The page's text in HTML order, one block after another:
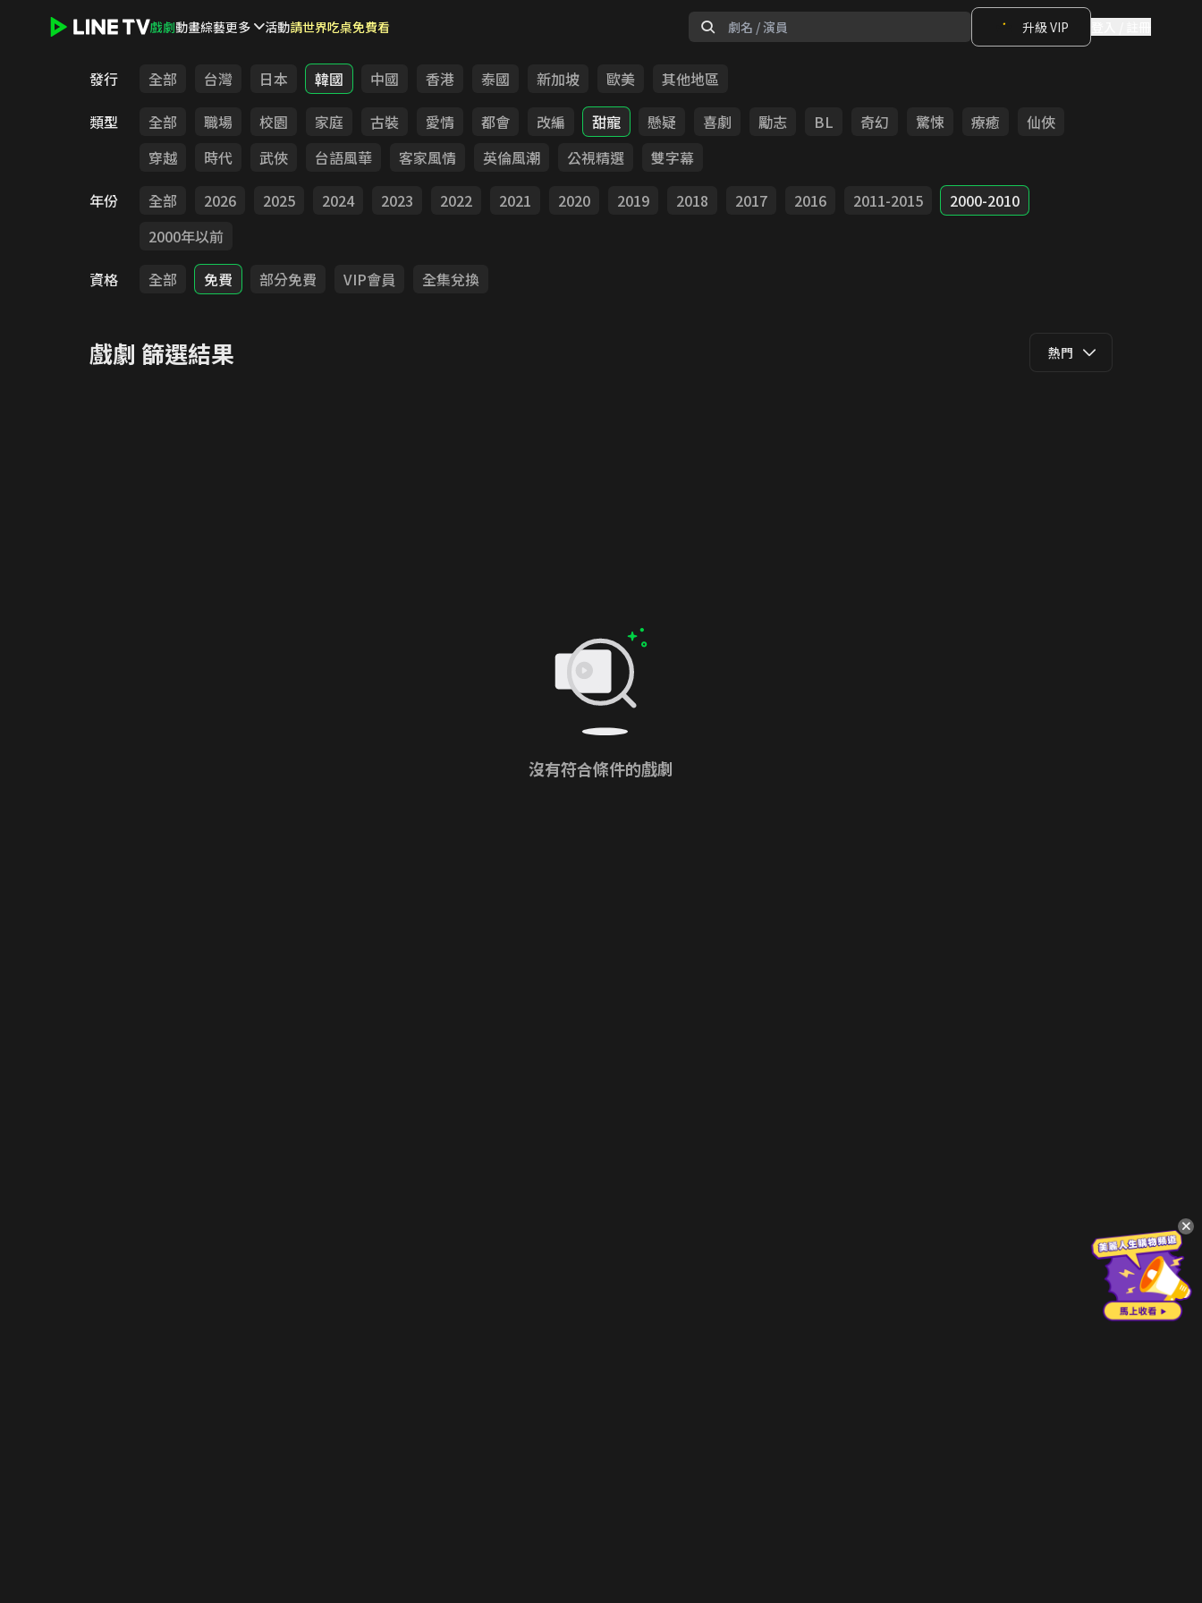
戲劇動畫綜藝更多 活動請世界吃桌免費看 升級 VIP
發行 全部 台灣 日本 韓國 中國 香港 泰國 新加坡 歐美
其他地區
類型
全部 職場 校園 家庭 古裝 愛情 都會 改編 甜寵 懸疑 喜劇 勵志 BL 奇幻 驚悚 療癒
仙俠
穿越
時代 武俠 台語風華 客家風情 英倫風潮 公視精選
雙字幕
年份
全部 2026 2025 2024 2023 2022 2021 2020 2019 2018 2017 2016 2011-2015
2000-2010
2000年以前
資格
全部 免費 部分免費 VIP會員 全集兌換
戲劇 篩選結果 熱門
沒有符合條件的戲劇